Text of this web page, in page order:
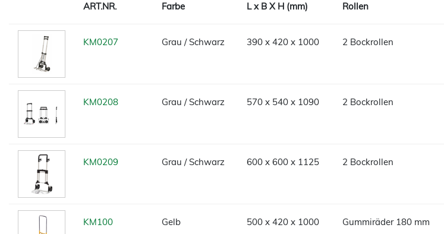
ART.NR. Farbe L x B X H (mm) Rollen
KM0207 Grau / Schwarz 390 x 420 x 1000 2 Bockrollen
KM0208 Grau / Schwarz 570 x 540 x 1090 2 Bockrollen
KM0209 Grau / Schwarz 600 x 600 x 1125 2 Bockrollen
KM100 Gelb 500 x 420 x 1000 Gummiräder 180 mm